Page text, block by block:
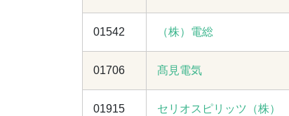
01542 （株）電総
01706 髙見電気
01915 セリオスピリッツ（株）